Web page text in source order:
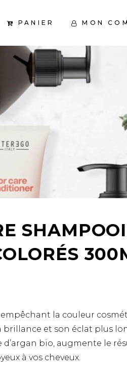
PANIER MON
la couleur
brillance et son éclat plus
d’argan bio, augmente le
à vos cheveux.